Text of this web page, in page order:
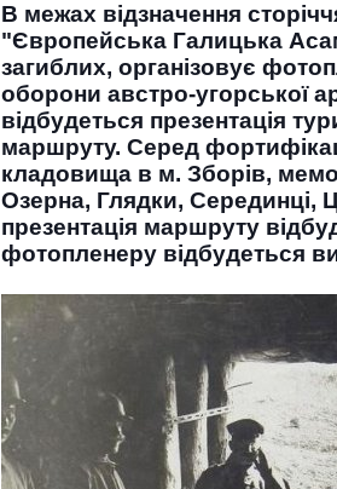
В межах відзначення
"Європейська Галицька
загиблих, організовує
оборони австро-угорської
відбудеться презентація
маршруту. Серед
кладовища в м. Зборів,
Озерна, Глядки, Серединці,
презентація маршруту
фотопленеру відбудеться